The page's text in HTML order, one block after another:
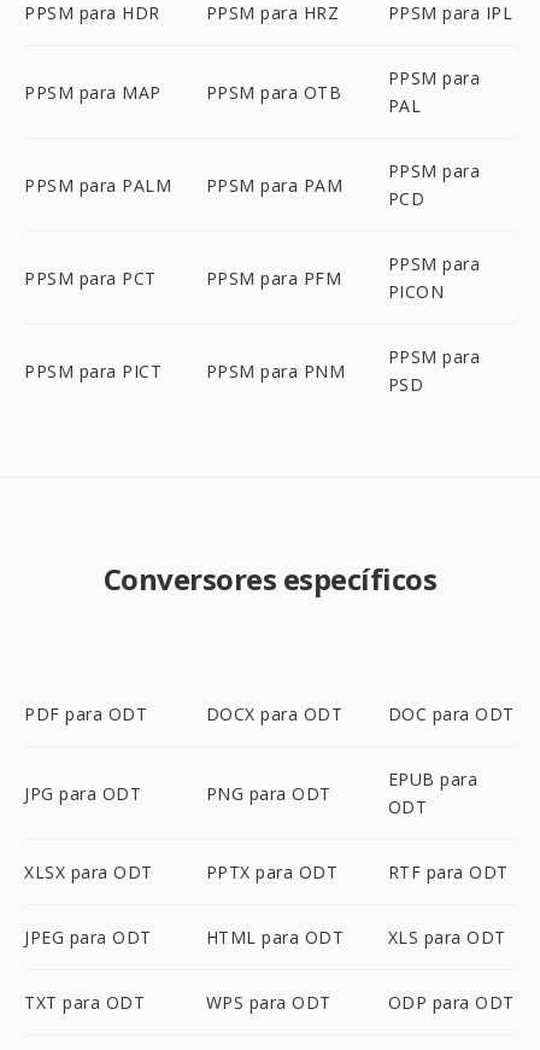
PPSM para HDR PPSM para HRZ PPSM para IPL
PPSM para MAP PPSM para OTB
PPSM para
PAL
PPSM para PALM PPSM para PAM
PPSM para
PCD
PPSM para PCT PPSM para PFM
PPSM para
PICON
PPSM para PICT PPSM para PNM
PPSM para
PSD
Conversores específicos
PDF para ODT DOCX para ODT DOC para ODT
JPG para ODT PNG para ODT
EPUB para
ODT
XLSX para ODT PPTX para ODT RTF para ODT
JPEG para ODT HTML para ODT XLS para ODT
TXT para ODT WPS para ODT ODP para ODT